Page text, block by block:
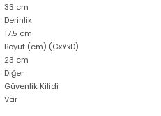
33 cm
Derinlik
17.5 cm
Boyut (cm) (GxYxD)
23 cm
Diğer
Güvenlik Kilidi
Var